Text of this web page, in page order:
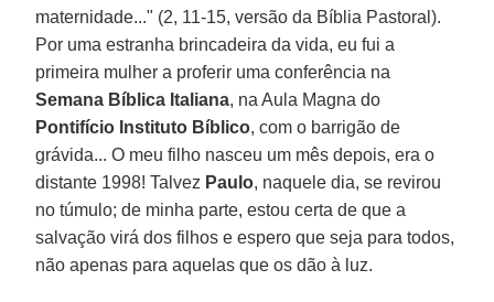
maternidade..." (2, 11-15, versão da Bíblia Pastoral).
Por uma estranha brincadeira da vida, eu fui a
primeira mulher a proferir uma conferência na
Semana Bíblica Italiana, na Aula Magna do
Pontifício Instituto Bíblico, com o barrigão de
grávida... O meu filho nasceu um mês depois, era o
distante 1998! Talvez Paulo, naquele dia, se revirou
no túmulo; de minha parte, estou certa de que a
salvação virá dos filhos e espero que seja para todos,
não apenas para aquelas que os dão à luz.